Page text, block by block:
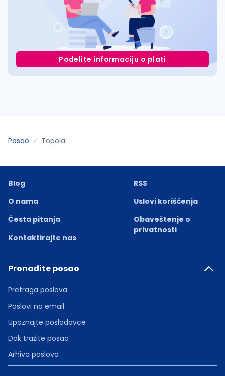
Podelite informaciju o plati
Posao Topola
Blog
O nama
Česta pitanja
Kontaktirajte nas
RSS
Uslovi korišćenja
Obaveštenje o
privatnosti
Pronađite posao
Pretraga poslova
Poslovi na email
Upoznajte poslodavce
Dok tražite posao
Arhiva poslova